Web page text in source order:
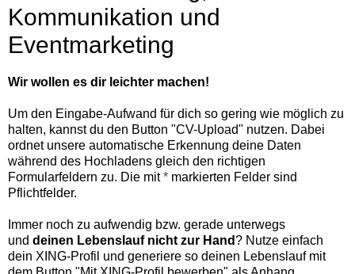
Kommunikation und
Eventmarketing
Wir wollen es dir leichter machen!
Um den Eingabe-Aufwand für dich so gering wie möglich zu
halten, kannst du den Button "CV-Upload" nutzen. Dabei
ordnet unsere automatische Erkennung deine Daten
während des Hochladens gleich den richtigen
Formularfeldern zu. Die mit* markierten Felder sind
Pflichtfelder.
Immer noch zu aufwendig bzw. gerade unterwegs
und deinen Lebenslauf nicht zur Hand? Nutze einfach
dein XING-Profil und generiere so deinen Lebenslauf mit